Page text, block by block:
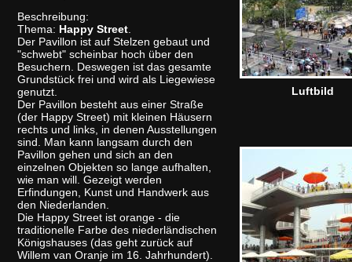
Beschreibung:
Thema: Happy Street
Der Pavillon ist auf Stelzen gebaut und
"schwebt" scheinbar hoch über den
Besuchern. Deswegen ist das gesamte
Grundstück frei und wird als Liegewiese
genutzt.
Der Pavillon besteht aus einer Straße
(der Happy Street) mit kleinen Häusern
rechts und links, in denen Ausstellungen
sind. Man kann langsam durch den
Pavillon gehen und sich an den
einzelnen Objekten so lange aufhalten,
wie man will. Gezeigt werden
Erfindungen, Kunst und Handwerk aus
den Niederlanden.
Die Happy Street ist orange - die
traditionelle Farbe des niederländischen
Königshauses (das geht zurück auf
Willem van Oranje im 16. Jahrhundert).
Luftbild